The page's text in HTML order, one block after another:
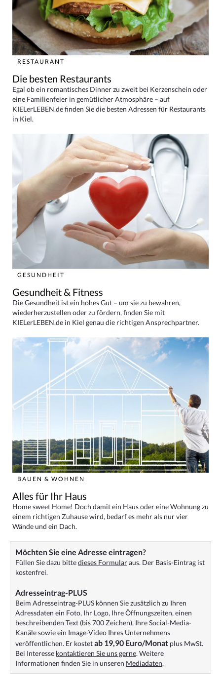
RESTAURANT
Die besten Restaurants
Egal ob ein romantisches Dinner zu zweit bei Kerzenschein oder
eine Familienfeier in gemütlicher Atmosphäre – auf
KIELerLEBEN.de finden Sie die besten Adressen für Restaurants
in Kiel.
GESUNDHEIT
Gesundheit & Fitness
Die Gesundheit ist ein hohes Gut – um sie zu bewahren,
wiederherzustellen oder zu fördern, finden Sie mit
KIELerLEBEN.de in Kiel genau die richtigen Ansprechpartner.
BAUEN & WOHNEN
Alles für Ihr Haus
Home sweet Home! Doch damit ein Haus oder eine Wohnung zu
einem richtigen Zuhause wird, bedarf es mehr als nur vier
Wände und ein Dach.
Möchten Sie eine Adresse eintragen?
Füllen Sie dazu bittedieses Formularaus. Der Basis-Eintrag ist
kostenfrei.
Adresseintrag-PLUS
Beim Adresseintrag-PLUS können Sie zusätzlich zu Ihren
Adressdaten ein Foto, Ihr Logo, Ihre Öffnungszeiten, einen
beschreibenden Text (bis 700 Zeichen), Ihre Social-Media-
Kanäle sowie ein Image-Video Ihres Unternehmens
veröffentlichen. Er kostetab 19,90 Euro/Monat plus MwSt.
Bei Interesse kontaktieren Sie uns gerne. Weitere
Informationen finden Sie in unseren Mediadaten.